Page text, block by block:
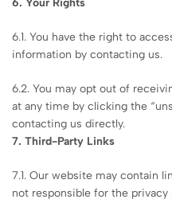
6. Your Rights
6.1. You have the right to
information by contacting us.
6.2. You may opt out of
at any time by clicking the
contacting us directly.
7. Third-Party Links
7.1. Our website may contain
not responsible for the